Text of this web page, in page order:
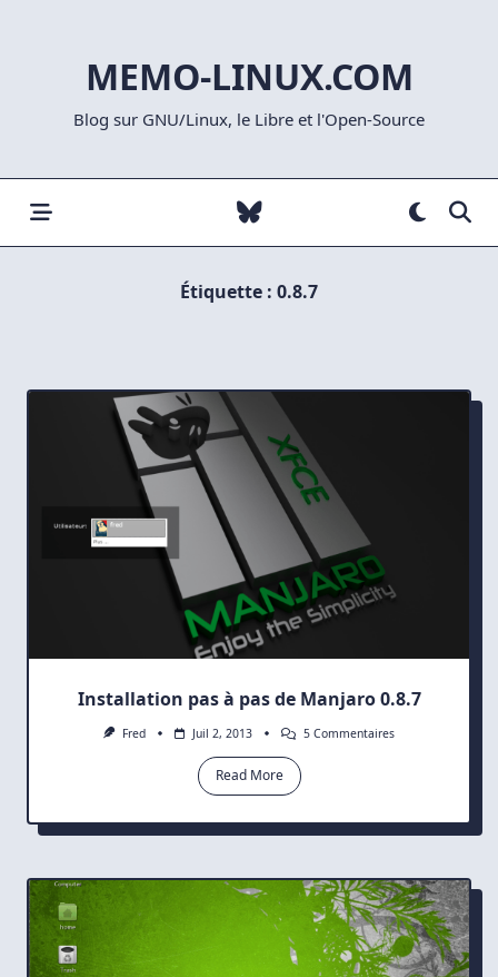
MEMO-LINUX.COM
Blog sur GNU/Linux, le Libre et l'Open-Source
Étiquette : 0.8.7
Installation pas à pas de Manjaro 0.8.7
Fred Juil 2, 2013 5 CommentairesSur
Manjaro
Read More